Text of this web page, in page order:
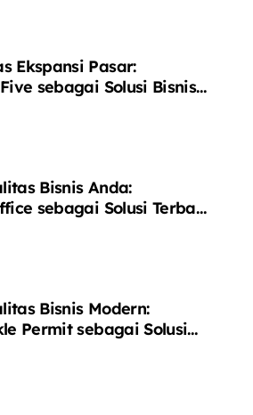
Ekspansi Pasar:
sebagai Solusi Bisnis
Kebutuhan Anda
Bisnis Anda:
sebagai Solusi Terbaik
dan Virtual
Bisnis Modern:
Permit sebagai Solusi
PT dan Virtual